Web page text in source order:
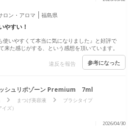
ロン・アロマ 福島県
やすい！
使いやすくて本当に気になりました』と好評で
来た感じがする、という感想を頂いています。
違反を報告 参考になった
ッシュリポゾーン Premium 7ml
まつげ美容液
ブラシタイプ
ズ）
2026/04/30